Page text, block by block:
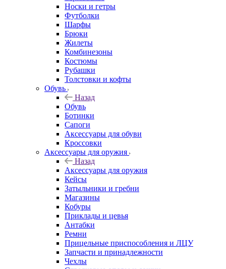
Носки и гетры
Футболки
Шарфы
Брюки
Жилеты
Комбинезоны
Костюмы
Рубашки
Толстовки и кофты
Обувь
Назад
Обувь
Ботинки
Сапоги
Аксессуары для обуви
Кроссовки
Аксессуары для оружия
Назад
Аксессуары для оружия
Кейсы
Затыльники и гребни
Магазины
Кобуры
Приклады и цевья
Антабки
Ремни
Прицельные приспособления и ЛЦУ
Запчасти и принадлежности
Чехлы